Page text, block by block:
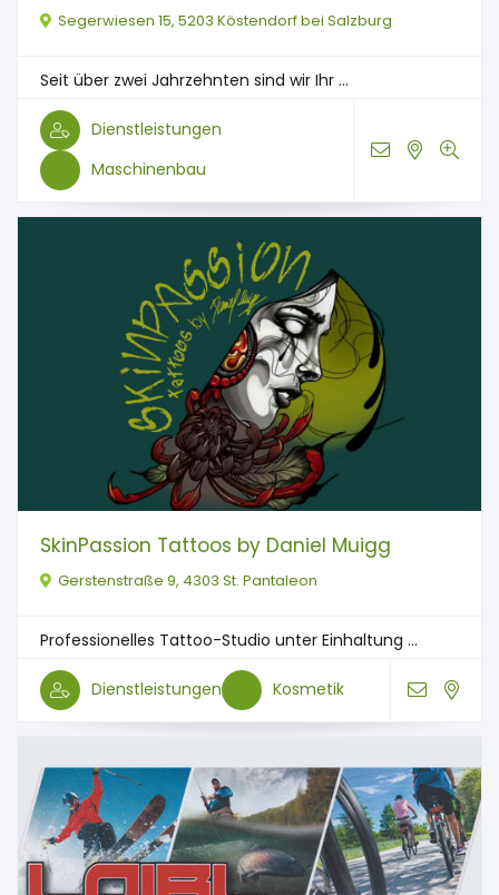
Segerwiesen 15, 5203 Köstendorf bei Salzburg
Seit über zwei Jahrzehnten sind wir Ihr ...
Dienstleistungen
Maschinenbau
SkinPassion Tattoos by Daniel Muigg
Gerstenstraße 9, 4303 St. Pantaleon
Professionelles Tattoo-Studio unter Einhaltung ...
Dienstleistungen Kosmetik